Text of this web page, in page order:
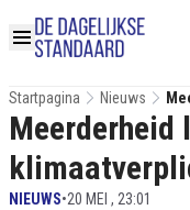
Startpagina Nieuws
Meerderheid
NIEUWS•20 MEI , 23:01